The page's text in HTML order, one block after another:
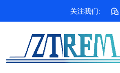
关注我们: